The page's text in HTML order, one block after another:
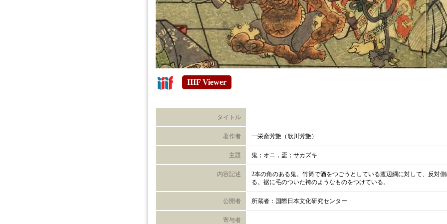
IIIF Viewer
タイトル
著作者 一栄斎芳艶（歌川芳艶）
主題 鬼；オニ，盃；サカズキ
内容記述
2本の角のある鬼。竹筒で酒をつごうとしている渡辺綱に対して、反対
る。裾に毛のついた袴のようなものをつけている。
公開者 所蔵者：国際日本文化研究センター
寄与者